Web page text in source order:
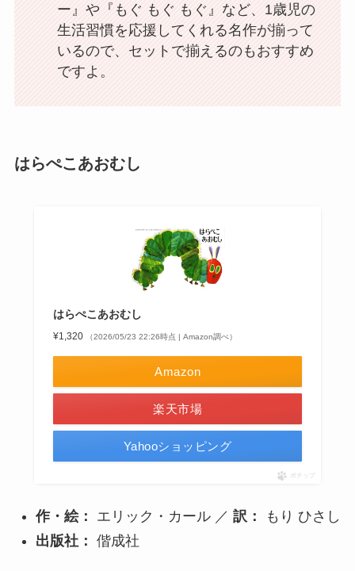
ー』や『もぐ もぐ もぐ』など、1歳児の
生活習慣を応援してくれる名作が揃って
いるので、セットで揃えるのもおすすめ
ですよ。
はらぺこあおむし
はらぺこあおむし
¥1,320 （2026/05/23 22:26時点 | Amazon調べ）
Amazon
楽天市場
Yahooショッピング
ポチップ
作・絵： エリック・カール ／ 訳：
もり ひさし
出版社： 偕成社